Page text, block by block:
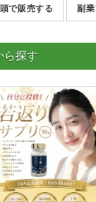
で販売する 副
ら探す